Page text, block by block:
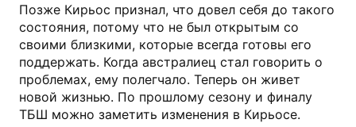
Позже Кирьос признал, что довел себя до такого
состояния, потому что не был открытым со
своими близкими, которые всегда готовы его
поддержать. Когда австралиец стал говорить о
проблемах, ему полегчало. Теперь он живет
новой жизнью. По прошлому сезону и финалу
ТБШ можно заметить изменения в Кирьосе.